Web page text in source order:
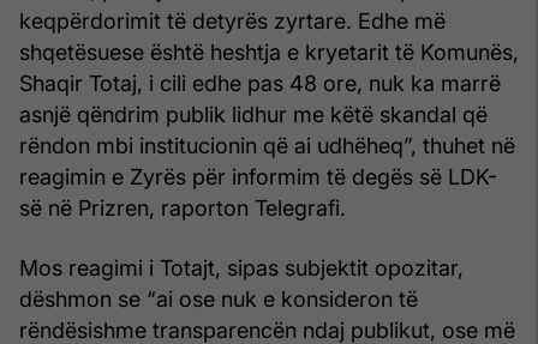
keqpërdorimit të detyrës zyrtare. Edhe më
shqetësuese është heshtja e kryetarit të Komunës,
Shaqir Totaj, i cili edhe pas 48 ore, nuk ka marrë
asnjë qëndrim publik lidhur me këtë skandal që
rëndon mbi institucionin që ai udhëheq”, thuhet në
reagimin e Zyrës për informim të degës së LDK-
së në Prizren, raporton Telegrafi.
Mos reagimi i Totajt, sipas subjektit opozitar,
dëshmon se “ai ose nuk e konsideron të
rëndësishme transparencën ndaj publikut, ose më